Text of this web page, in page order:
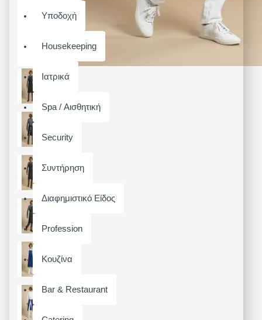
Υποδοχή
Housekeeping
Ιατρικά
Spa / Αισθητική
Security
Συντήρηση
Διαφημιστικό Είδος
Profession
Κουζίνα
Bar & Restaurant